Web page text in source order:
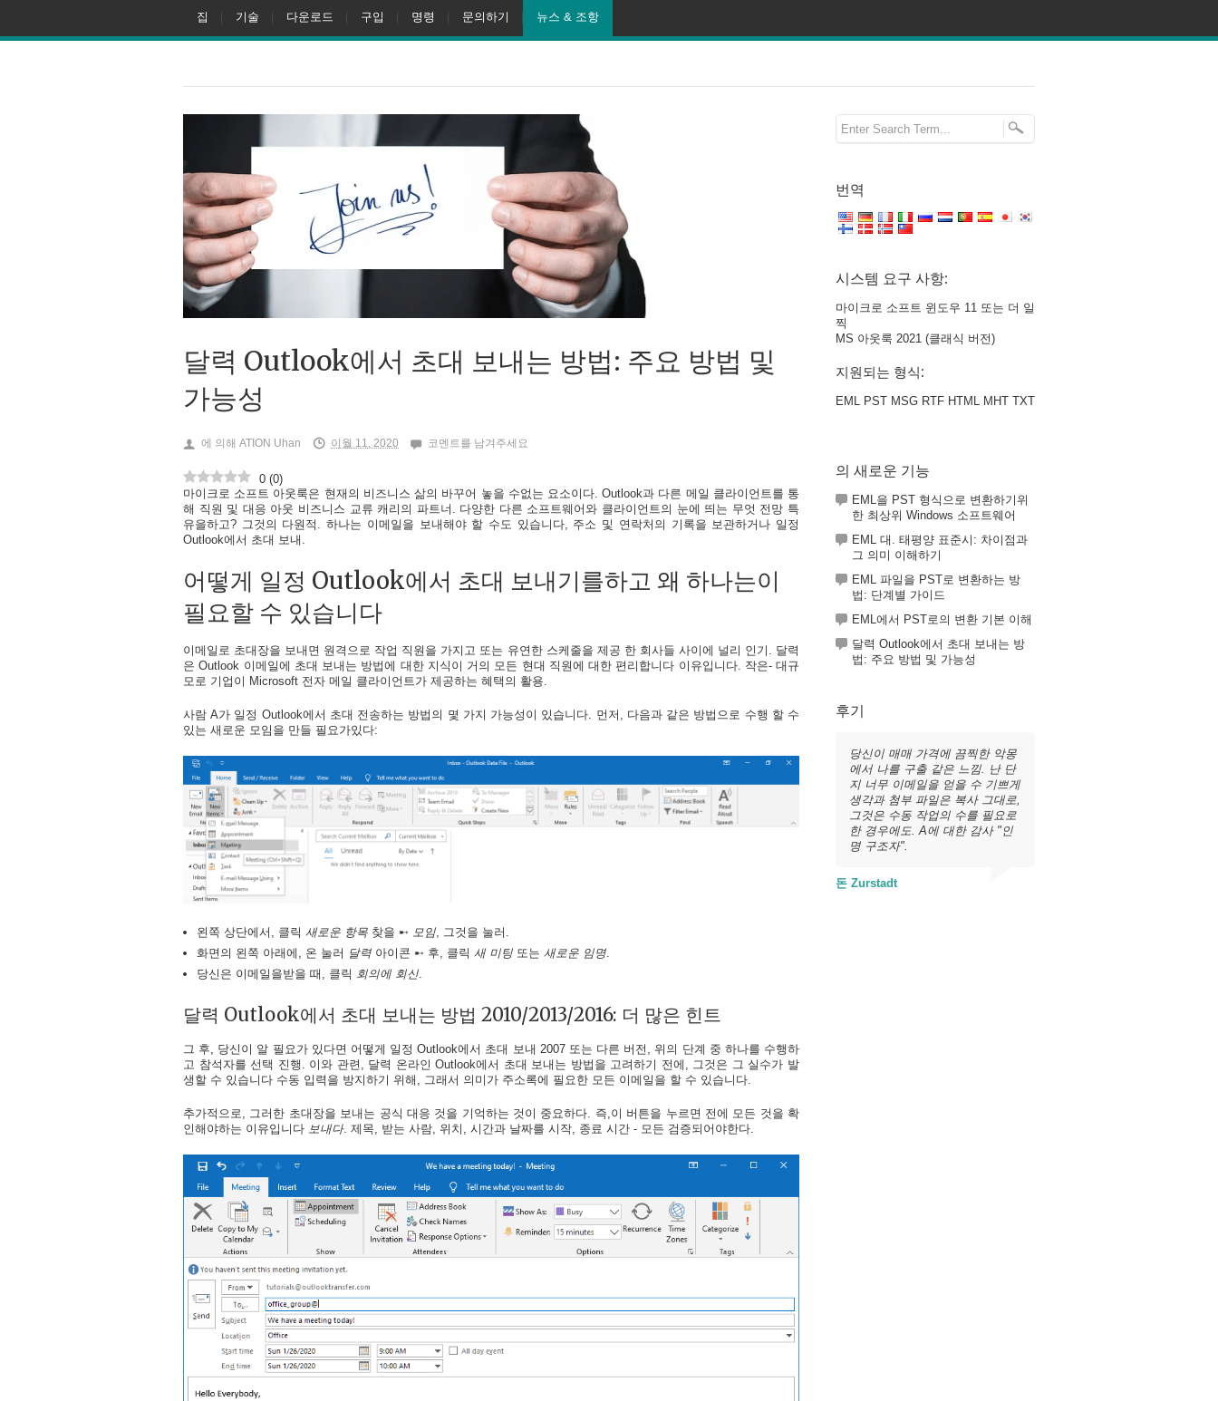
집 기술 다운로드 구입 명령 문의하기 뉴스 & 조항
달력 Outlook에서 초대 보내는 방법: 주요 방법 및
가능성
에 의해 ATION Uhan 이월 11, 2020 코멘트를 남겨주세요
0 (0)
마이크로 소프트 아웃룩은 현재의 비즈니스 삶의 바꾸어 놓을 수없는 요소이다. Outlook과 다른 메일 클라이언트를 통
해 직원 및 대응 아웃 비즈니스 교류 캐리의 파트너. 다양한 다른 소프트웨어와 클라이언트의 눈에 띄는 무엇 전망 특
유을하고? 그것의 다원적. 하나는 이메일을 보내해야 할 수도 있습니다, 주소 및 연락처의 기록을 보관하거나 일정
Outlook에서 초대 보내.
어떻게 일정 Outlook에서 초대 보내기를하고 왜 하나는이
필요할 수 있습니다
이메일로 초대장을 보내면 원격으로 작업 직원을 가지고 또는 유연한 스케줄을 제공 한 회사들 사이에 널리 인기. 달력
은 Outlook 이메일에 초대 보내는 방법에 대한 지식이 거의 모든 현대 직원에 대한 편리합니다 이유입니다. 작은- 대규
모로 기업이 Microsoft 전자 메일 클라이언트가 제공하는 혜택의 활용.
사람 A가 일정 ​​Outlook에서 초대 전송하는 방법의 몇 가지 가능성이 있습니다. 먼저, 다음과 같은 방법으로 수행 할 수
있는 새로운 모임을 만들 필요가있다:
왼쪽 상단에서, 클릭 새로운 항목 찾을 ➸ 모임, 그것을 눌러.
화면의 왼쪽 아래에, 온 눌러 달력 아이콘 ➸ 후, 클릭 새 미팅 또는 새로운 임명.
당신은 이메일을받을 때, 클릭 회의에 회신.
달력 Outlook에서 초대 보내는 방법 2010/2013/2016: 더 많은 힌트
그 후, 당신이 알 필요가 있다면 어떻게 일정 Outlook에서 초대 보내 2007 또는 다른 버전, 위의 단계 중 하나를 수행하
고 참석자를 선택 진행. 이와 관련, 달력 온라인 Outlook에서 초대 보내는 방법을 고려하기 전에, 그것은 그 실수가 발
생할 수 있습니다 수동 입력을 방지하기 위해, 그래서 의미가 주소록에 필요한 모든 이메일을 할 수 있습니다.
추가적으로, 그러한 초대장을 보내는 공식 대응 것을 기억하는 것이 중요하다. 즉,이 버튼을 누르면 전에 모든 것을 확
인해야하는 이유입니다 보내다. 제목, 받는 사람, 위치, 시간과 날짜를 시작, 종료 시간 - 모든 검증되어야한다.
번역
시스템 요구 사항:
마이크로 소프트 윈도우 11 또는 더 일
찍
MS 아웃룩 2021 (클래식 버전)
지원되는 형식:
EML PST MSG RTF HTML MHT TXT
의 새로운 기능
EML을 PST 형식으로 변환하기위
한 최상위 Windows 소프트웨어
EML 대. 태평양 표준시: 차이점과
그 의미 이해하기
EML 파일을 PST로 변환하는 방
법: 단계별 가이드
EML에서 PST로의 변환 기본 이해
달력 Outlook에서 초대 보내는 방
법: 주요 방법 및 가능성
후기
당신이 매매 가격에 끔찍한 악몽
에서 나를 구출 같은 느낌. 난 단
지 너무 이메일을 얻을 수 기쁘게
생각과 첨부 파일은 복사 그대로,
그것은 수동 작업의 수를 필요로
한 경우에도. A에 대한 감사 "인
명 구조자".
돈 Zurstadt